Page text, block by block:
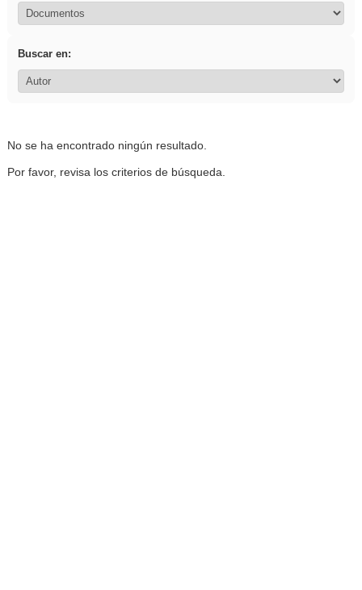
Buscar en:
No se ha encontrado ningún resultado.
Por favor, revisa los criterios de búsqueda.